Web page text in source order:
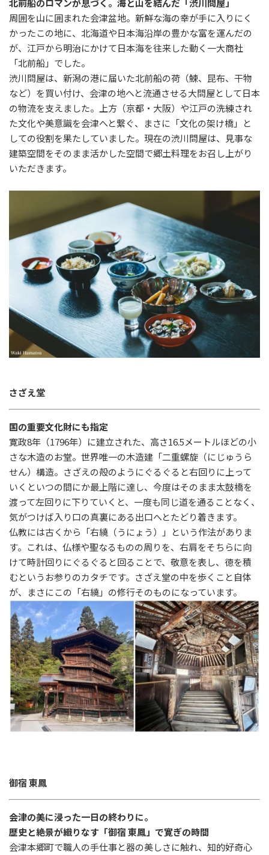
北前船のロマンが息づく。海と山を結んだ「渋川問屋」
周囲を山に囲まれた会津盆地。新鮮な海の幸が手に入りにく
かったこの地に、北海道や日本海沿岸の豊かな富を運んだの
が、江戸から明治にかけて日本海を往来した動く一大商社
「北前船」でした。
渋川問屋は、新潟の港に届いた北前船の荷（鰊、昆布、干物
など）を買い付け、会津の地へと流通させる大問屋として日本
の物流を支えました。上方（京都・大阪）や江戸の洗練され
た文化や美意識を会津へと繋ぐ、まさに「文化の架け橋」と
しての役割を果たしていました。現在の渋川問屋は、見事な
建築空間をそのまま活かした空間で郷土料理をお召し上がり
いただきます。
さざえ堂
国の重要文化財にも指定
寛政8年（1796年）に建立された、高さ16.5メートルほどの小
さな木造のお堂。世界唯一の木造建「二重螺旋（にじゅうら
せん）構造。さざえの殻のようにぐるぐると右回りに上って
いくといつの間にか最上階に達し、今度はそのまま太鼓橋を
渡って左回りに下りていくと、一度も同じ道を通ることなく、
気がつけば入り口の真裏にある出口へとたどり着きます。
仏教には古くから「右繞（うにょう）」という作法がありま
す。これは、仏様や聖なるものの周りを、右肩をそちらに向
けて時計回りにぐるぐると回ることで、敬意を表し、徳を積
むというお参りのカタチです。さざえ堂の中を歩くこと自体
が、まさにこの「右繞」の修行そのものになっています。
御宿 東鳳
会津の美に浸った一日の終わりに。
歴史と絶景が織りなす「御宿 東鳳」で寛ぎの時間
会津本郷町で職人の手仕事と器の美しさに触れ、知的好奇心